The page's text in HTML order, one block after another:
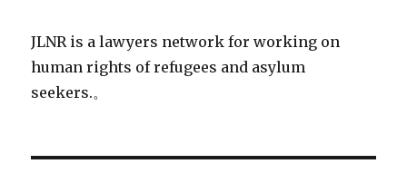
JLNR is a lawyers network for working on
human rights of refugees and asylum
seekers.。